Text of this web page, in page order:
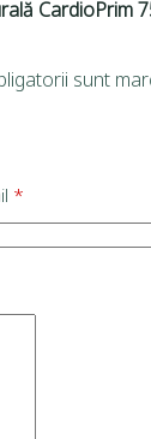
CardioPrim
sunt
*